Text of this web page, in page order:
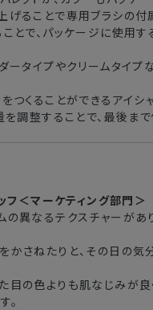
程で発送できない場合がござ
および休業期間中
要する
ることで専用ブラシの付
とで、パッケージに使用
ータイプやクリームタイプ
くることができるアイシャ
調整することで、最後ま
＜マーケティング部門＞
の異なるテクスチャーがあ
かさねたりと、その日の気
目の色よりも肌なじみが良
。